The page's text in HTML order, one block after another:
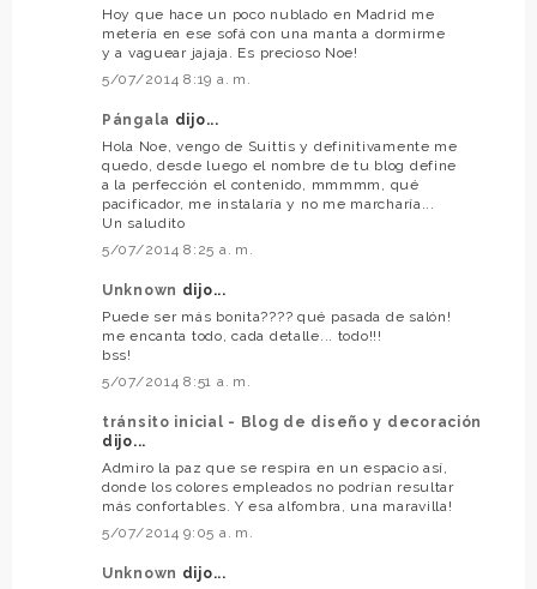
Hoy que hace un poco nublado en Madrid me
metería en ese sofá con una manta a dormirme
y a vaguear jajaja. Es precioso Noe!
5/07/2014 8:19 a. m.
Pángala dijo...
Hola Noe, vengo de Suittis y definitivamente me
quedo, desde luego el nombre de tu blog define
a la perfección el contenido, mmmmm, qué
pacificador, me instalaría y no me marcharía...
Un saludito
5/07/2014 8:25 a. m.
Unknown dijo...
Puede ser más bonita???? qué pasada de salón!
me encanta todo, cada detalle... todo!!!
bss!
5/07/2014 8:51 a. m.
tránsito inicial - Blog de diseño y decoración
dijo...
Admiro la paz que se respira en un espacio así,
donde los colores empleados no podrían resultar
más confortables. Y esa alfombra, una maravilla!
5/07/2014 9:05 a. m.
Unknown dijo...